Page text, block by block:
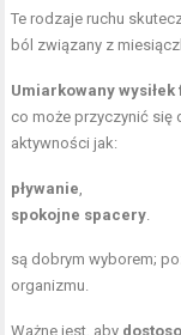
Te rodzaje ruchu
ból związany z
Umiarkowany
co może przyczynić się
aktywności jak:
pływanie,
spokojne spacery.
są dobrym wyborem;
organizmu.
Ważne jest, aby